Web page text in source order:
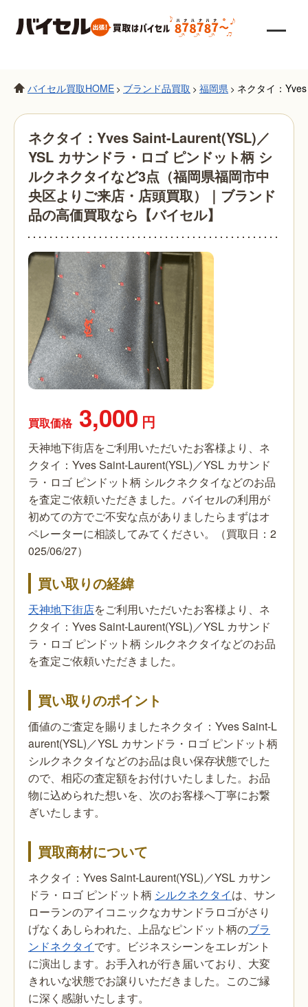
バイセル買取HOME > ブランド品買取 > 福岡県 > ネクタイ：
ネクタイ：Yves Saint-Laurent(YSL)／
YSL カサンドラ・ロゴ ピンドット柄 シ
ルクネクタイなど3点（福岡県福岡市中
央区よりご来店・店頭買取）｜ブランド
品の高価買取なら【バイセル】
買取価格 3,000 円
天神地下街店をご利用いただいたお客様より、ネ
クタイ：Yves Saint-Laurent(YSL)／YSL カサンド
ラ・ロゴ ピンドット柄 シルクネクタイなどのお品
を査定ご依頼いただきました。バイセルの利用が
初めての方でご不安な点がありましたらまずはオ
ペレーターに相談してみてください。（買取日：2
025/06/27）
買い取りの経緯
天神地下街店をご利用いただいたお客様より、ネ
クタイ：Yves Saint-Laurent(YSL)／YSL カサンド
ラ・ロゴ ピンドット柄 シルクネクタイなどのお品
を査定ご依頼いただきました。
買い取りのポイント
価値のご査定を賜りましたネクタイ：Yves Saint-L
aurent(YSL)／YSL カサンドラ・ロゴ ピンドット柄
シルクネクタイなどのお品は良い保存状態でした
ので、相応の査定額をお付けいたしました。お品
物に込められた想いを、次のお客様へ丁寧にお繋
ぎいたします。
買取商材について
ネクタイ：Yves Saint-Laurent(YSL)／YSL カサン
ドラ・ロゴ ピンドット柄 シルクネクタイは、サン
ローランのアイコニックなカサンドラロゴがさり
げなくあしらわれた、上品なピンドット柄のブラ
ンドネクタイです。ビジネスシーンをエレガント
に演出します。お手入れが行き届いており、大変
きれいな状態でお譲りいただきました。このご縁
に深く感謝いたします。